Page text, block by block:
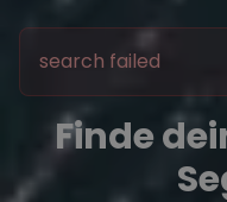
search failed
Finde